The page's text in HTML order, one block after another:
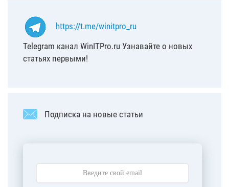
https://t.me/winitpro_ru
Telegram канал WinITPro.ru Узнавайте о новых
статьях первыми!
Подписка на новые статьи